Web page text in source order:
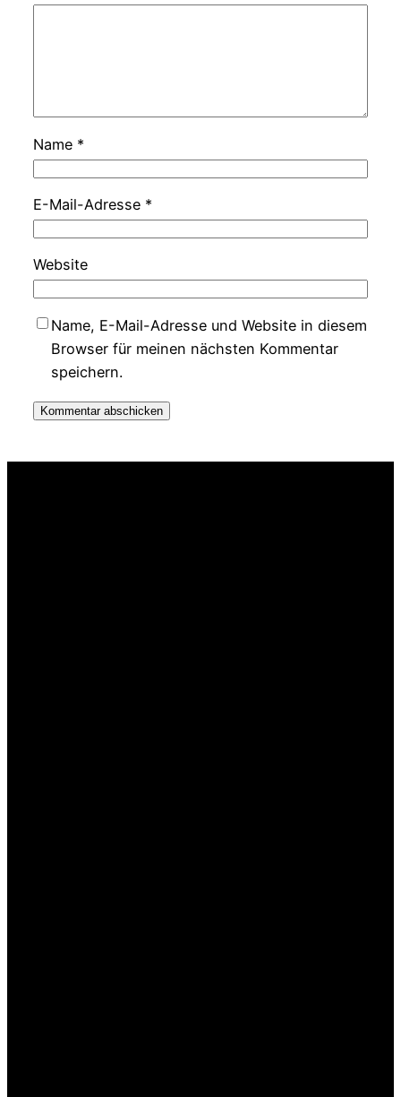
Name *
E-Mail-Adresse *
Website
Name, E-Mail-Adresse und Website in diesem
Browser für meinen nächsten Kommentar
speichern.